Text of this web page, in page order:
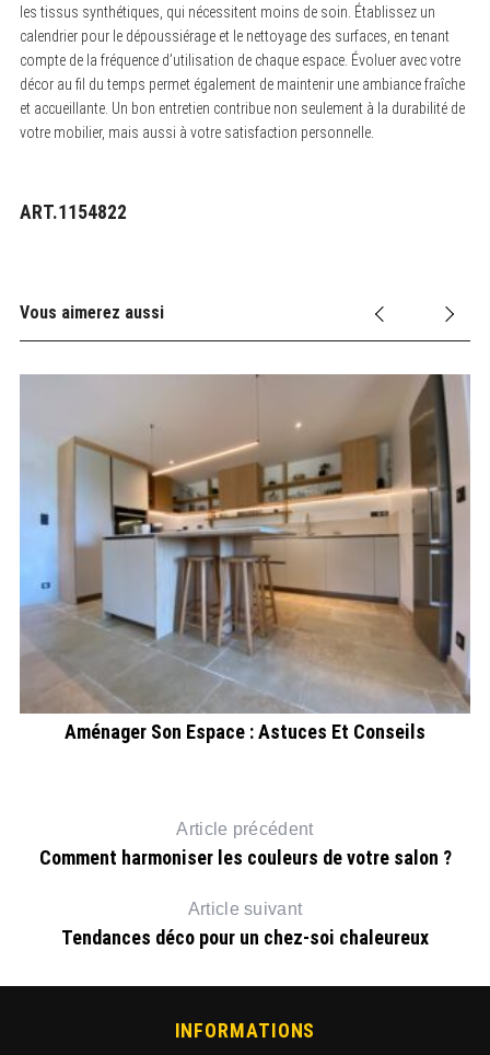
les tissus synthétiques, qui nécessitent moins de soin. Établissez un
calendrier pour le dépoussiérage et le nettoyage des surfaces, en tenant
compte de la fréquence d’utilisation de chaque espace. Évoluer avec votre
décor au fil du temps permet également de maintenir une ambiance fraîche
et accueillante. Un bon entretien contribue non seulement à la durabilité de
votre mobilier, mais aussi à votre satisfaction personnelle.
ART.1154822
Vous aimerez aussi
Aménager Son Espace : Astuces Et Conseils
Article précédent
Comment harmoniser les couleurs de votre salon ?
Article suivant
Tendances déco pour un chez-soi chaleureux
INFORMATIONS